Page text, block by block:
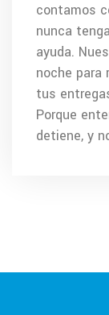
contamos
nunca
ayuda.
noche para
tus
Porque
detiene, y